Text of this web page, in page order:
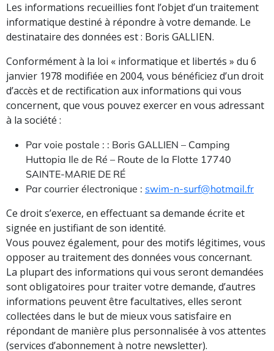
Les informations recueillies font l’objet d’un traitement
informatique destiné à répondre à votre demande. Le
destinataire des données est : Boris GALLIEN.
Conformément à la loi « informatique et libertés » du 6
janvier 1978 modifiée en 2004, vous bénéficiez d’un droit
d’accès et de rectification aux informations qui vous
concernent, que vous pouvez exercer en vous adressant
à la société :
Par voie postale : : Boris GALLIEN – Camping
Huttopia Ile de Ré – Route de la Flotte 17740
SAINTE-MARIE DE RÉ
Par courrier électronique : swim-n-surf@hotmail.fr
Ce droit s’exerce, en effectuant sa demande écrite et
signée en justifiant de son identité.
Vous pouvez également, pour des motifs légitimes, vous
opposer au traitement des données vous concernant.
La plupart des informations qui vous seront demandées
sont obligatoires pour traiter votre demande, d’autres
informations peuvent être facultatives, elles seront
collectées dans le but de mieux vous satisfaire en
répondant de manière plus personnalisée à vos attentes
(services d’abonnement à notre newsletter).